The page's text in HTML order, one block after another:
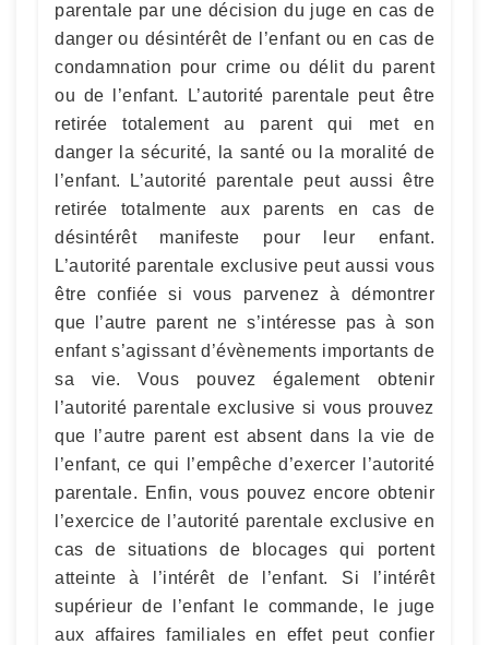
parentale par une décision du juge en cas de
danger ou désintérêt de l’enfant ou en cas de
condamnation pour crime ou délit du parent
ou de l’enfant. L’autorité parentale peut être
retirée totalement au parent qui met en
danger la sécurité, la santé ou la moralité de
l’enfant. L’autorité parentale peut aussi être
retirée totalmente aux parents en cas de
désintérêt manifeste pour leur enfant.
L’autorité parentale exclusive peut aussi vous
être confiée si vous parvenez à démontrer
que l’autre parent ne s’intéresse pas à son
enfant s’agissant d’évènements importants de
sa vie. Vous pouvez également obtenir
l’autorité parentale exclusive si vous prouvez
que l’autre parent est absent dans la vie de
l’enfant, ce qui l’empêche d’exercer l’autorité
parentale. Enfin, vous pouvez encore obtenir
l’exercice de l’autorité parentale exclusive en
cas de situations de blocages qui portent
atteinte à l’intérêt de l’enfant. Si l’intérêt
supérieur de l’enfant le commande, le juge
aux affaires familiales en effet peut confier